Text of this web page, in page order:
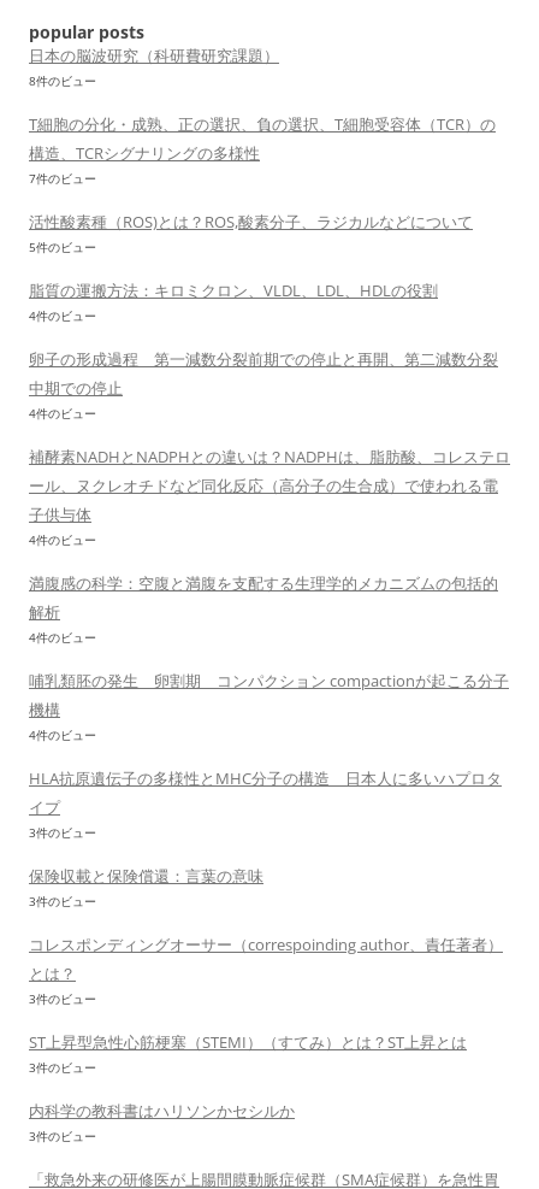
ン
popular posts
日本の脳波研究（科研費研究課題）
8件のビュー
T細胞の分化・成熟、正の選択、負の選択、T細胞受容体（TCR）の
構造、TCRシグナリングの多様性
7件のビュー
活性酸素種（ROS)とは？ROS,酸素分子、ラジカルなどについて
5件のビュー
脂質の運搬方法：キロミクロン、VLDL、LDL、HDLの役割
4件のビュー
卵子の形成過程 第一減数分裂前期での停止と再開、第二減数分裂
中期での停止
4件のビュー
補酵素NADHとNADPHとの違いは？NADPHは、脂肪酸、コレステロ
ール、ヌクレオチドなど同化反応（高分子の生合成）で使われる電
子供与体
4件のビュー
満腹感の科学：空腹と満腹を支配する生理学的メカニズムの包括的
解析
4件のビュー
哺乳類胚の発生 卵割期 コンパクション compactionが起こる分子
機構
4件のビュー
HLA抗原遺伝子の多様性とMHC分子の構造 日本人に多いハプロタ
イプ
3件のビュー
保険収載と保険償還：言葉の意味
3件のビュー
コレスポンディングオーサー（correspoinding author、責任著者）
とは？
3件のビュー
ST上昇型急性心筋梗塞（STEMI）（すてみ）とは？ST上昇とは
3件のビュー
内科学の教科書はハリソンかセシルか
3件のビュー
「救急外来の研修医が上腸間膜動脈症候群（SMA症候群）を急性胃